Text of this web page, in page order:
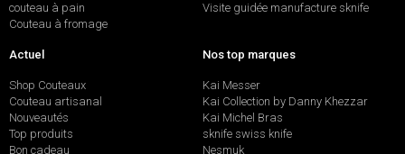
couteau à pain
Couteau à fromage
Visite guidée manufacture sknife
Actuel
Shop Couteaux
Couteau artisanal
Nouveautés
Top produits
Bon cadeau
Nos top marques
Kai Messer
Kai Collection by Danny Khezzar
Kai Michel Bras
sknife swiss knife
Nesmuk